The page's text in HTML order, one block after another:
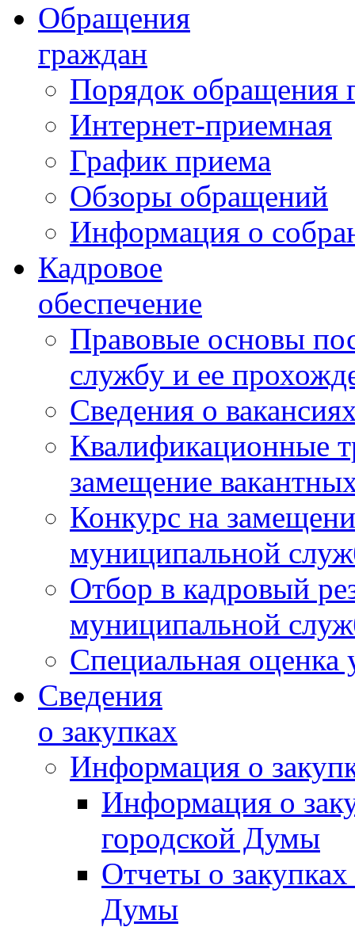
Обращения
граждан
Порядок обращения
Интернет-приемная
График приема
Обзоры обращений
Информация о
Кадровое
обеспечение
Правовые основы
службу и ее
Сведения о
Квалификационные
замещение
Конкурс на
муниципальной
Отбор в кадровый
муниципальной
Специальная оценка
Сведения
о закупках
Информация о
Информация о
городской Думы
Отчеты о
Думы